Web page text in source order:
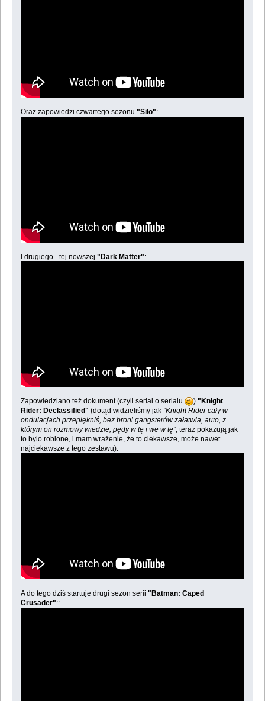
Oraz zapowiedzi czwartego sezonu "Silo":
I drugiego - tej nowszej "Dark Matter":
Zapowiedziano też dokument (czyli serial o serialu ) "Knight
Rider: Declassified" (dotąd widzieliśmy jak "Knight Rider cały w
ondulacjach przepiękniś, bez broni gangsterów załatwia, auto, z
którym on rozmowy wiedzie, pędy w tę i we w tę", teraz pokazują jak
to bylo robione, i mam wrażenie, że to ciekawsze, może nawet
najciekawsze z tego zestawu):
A do tego dziś startuje drugi sezon serii "Batman: Caped
Crusader"::